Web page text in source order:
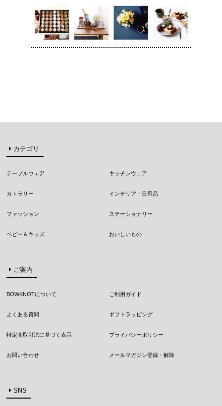
カテゴリ
テーブルウェア キッチンウェア
カトラリー インテリア・日用品
ファッション ステーショナリー
ベビー＆キッズ おいしいもの
ご案内
BOWKNOTについて ご利用ガイド
よくある質問 ギフトラッピング
特定商取引法に基づく表示 プライバシーポリシー
お問い合わせ メールマガジン登録・解除
SNS